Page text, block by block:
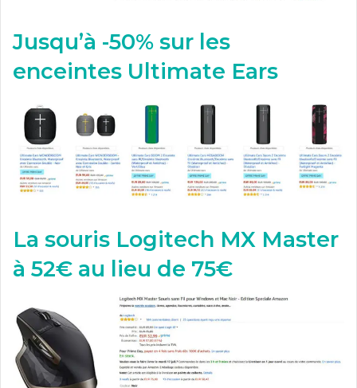
Jusqu’à -50% sur les
enceintes Ultimate Ears
La souris Logitech MX Master
à 52€ au lieu de 75€